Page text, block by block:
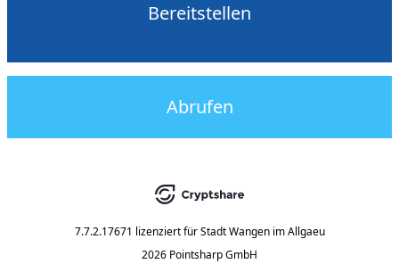
Bereitstellen
Abrufen
7.7.2.17671 lizenziert für Stadt Wangen im Allgaeu
2026 Pointsharp GmbH